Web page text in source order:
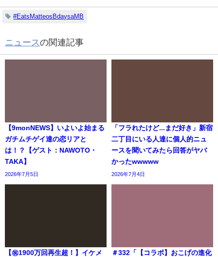
#EatsMatteosBdaysaMB
ニュースの関連記事
【9monNEWS】いよいよ始まる
ガチムチゲイ達の恋リアと
は！？【ゲスト：NAWOTO・
TAKA】
2026年7月5日
「フラれたけど...まだ好き」新宿
二丁目にいる人達に個人的ニュ
ースを聞いてみたら回答がヤバ
かったwwwww
2026年7月4日
【㊗️1900万回再生超！】イケメ
＃332「【コラボ】おこげの進化